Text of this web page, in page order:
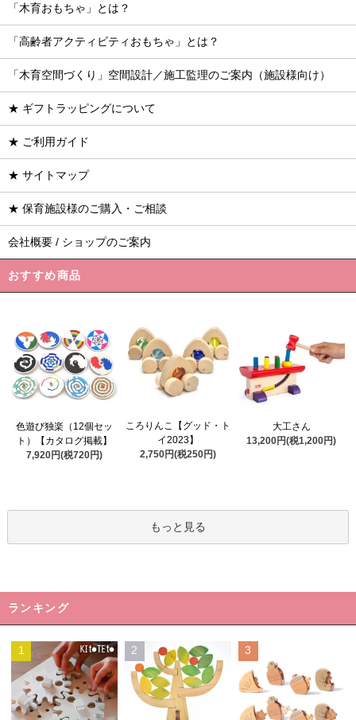
「木育おもちゃ」とは？
「高齢者アクティビティおもちゃ」とは？
「木育空間づくり」空間設計／施工監理のご案内（施設様向け）
★ ギフトラッピングについて
★ ご利用ガイド
★ サイトマップ
★ 保育施設様のご購入・ご相談
会社概要 / ショップのご案内
おすすめ商品
色遊び独楽（12個セッ
ト）【カタログ掲載】
7,920円(税720円)
ころりんこ【グッド・ト
イ2023】
2,750円(税250円)
大工さん
13,200円(税1,200円)
もっと見る
ランキング
1 2 3